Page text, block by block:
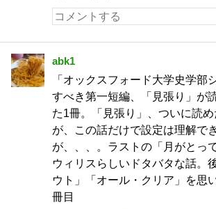
abk1
「オックスフォード大学史学部
すべき第一短編、「見張り」が
た1冊。「見張り」、ついに読
が、この話だけで設定は理解で
が、、、。ラストの「月がとっ
ウィリスらしいドタバタな話。
ウト」「オール・クリア」を思
冊目